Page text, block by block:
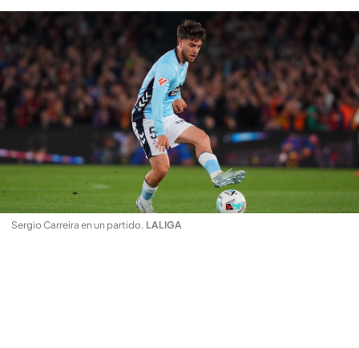
Sergio Carreira en un partido. LALIGA